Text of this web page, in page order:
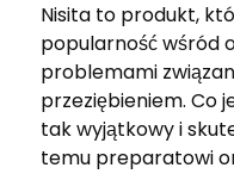
Nisita to produkt,
popularność wśród
problemami
przeziębieniem. Co
tak wyjątkowy i
temu preparatowi